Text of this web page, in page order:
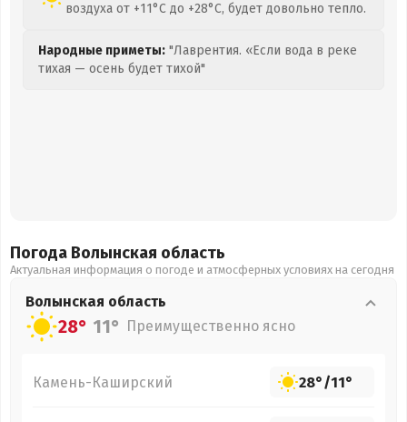
воздуха от +11°C до +28°C, будет довольно тепло.
Народные приметы: "Лаврентия. «Если вода в реке
тихая — осень будет тихой"
Погода Волынская область
Актуальная информация о погоде и атмосферных условиях на сегодня
Волынская область
28° 11° Преимущественно ясно
Камень-Каширский 28°/11°